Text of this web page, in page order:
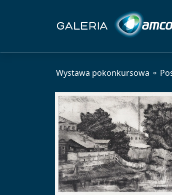
Wystawa pokonkursowa ⚬